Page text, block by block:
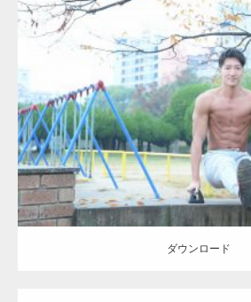
Update:2021.07.6
Category:公園のマッチョ その他
ダウンロード
ダウンロード